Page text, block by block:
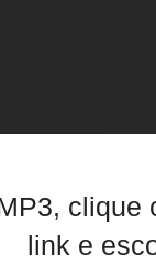
link e